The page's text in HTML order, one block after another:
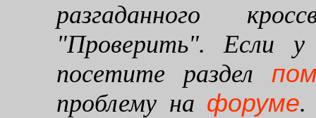
разгаданного
"Проверить". Если
посетите раздел
проблему на форуме.